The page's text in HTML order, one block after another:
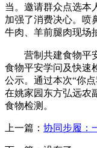
当。邀请群众点选本
加强了消费决心。喷
牛肉、羊前腿肉现场
营制共建食物平安
食物平安学问及快速
公示。通过本次“你
在姚家园东方弘远农
食物检测。
上一篇： 协同步履：